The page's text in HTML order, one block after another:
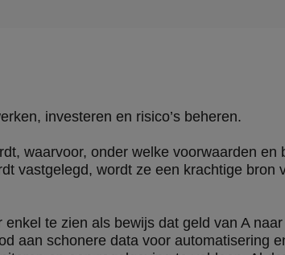
investeren en risico’s beheren.
waarvoor, onder welke voorwaarden en
vastgelegd, wordt ze een krachtige bron
enkel te zien als bewijs dat geld van A
aan schonere data voor automatisering